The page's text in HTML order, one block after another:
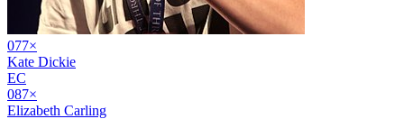
077×
Kate Dickie
EC
087×
Elizabeth Carling